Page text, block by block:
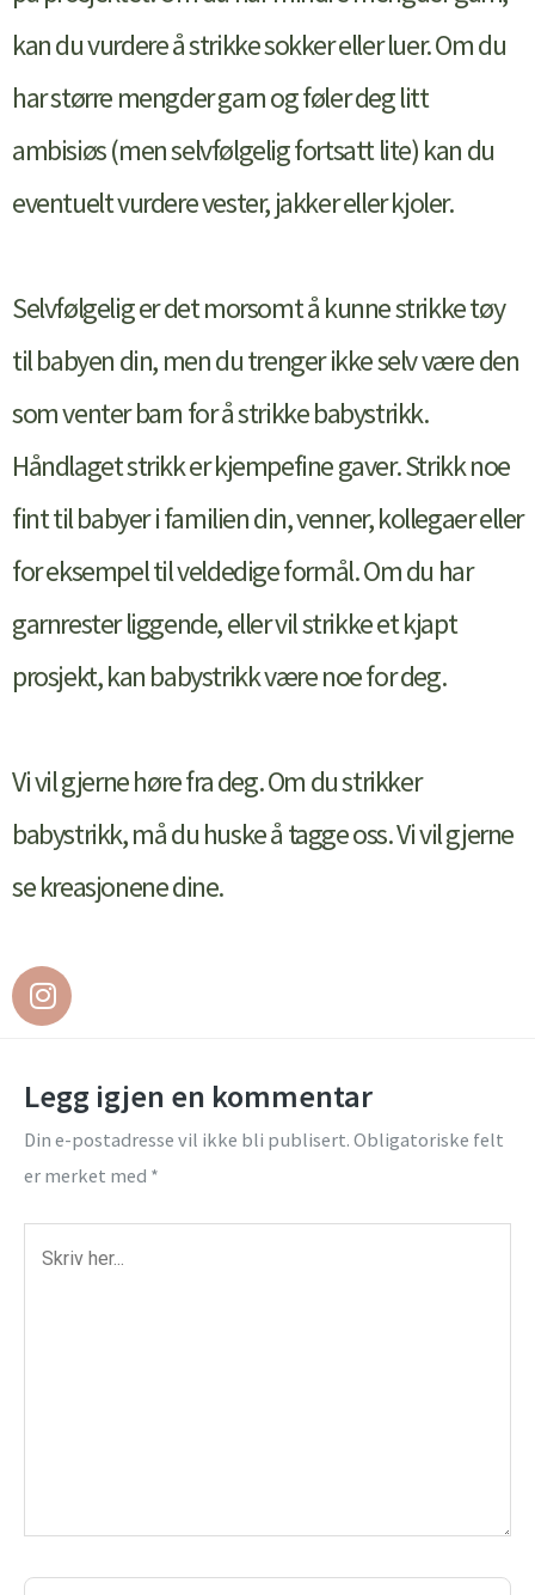
kan du vurdere å strikke sokker eller luer. Om du
har større mengder garn og føler deg litt
ambisiøs (men selvfølgelig fortsatt lite) kan du
eventuelt vurdere vester, jakker eller kjoler.
Selvfølgelig er det morsomt å kunne strikke tøy
til babyen din, men du trenger ikke selv være den
som venter barn for å strikke babystrikk.
Håndlaget strikk er kjempefine gaver. Strikk noe
fint til babyer i familien din, venner, kollegaer eller
for eksempel til veldedige formål. Om du har
garnrester liggende, eller vil strikke et kjapt
prosjekt, kan babystrikk være noe for deg.
Vi vil gjerne høre fra deg. Om du strikker
babystrikk, må du huske å tagge oss. Vi vil gjerne
se kreasjonene dine.
I
n
s
a
g
r
a
m
Legg igjen en kommentar
Din e-postadresse vil ikke bli publisert. Obligatoriske felt
er merket med *